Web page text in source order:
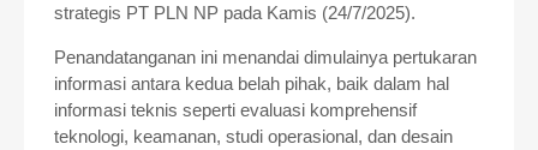
strategis PT PLN NP pada Kamis (24/7/2025).
Penandatanganan ini menandai dimulainya pertukaran
informasi antara kedua belah pihak, baik dalam hal
informasi teknis seperti evaluasi komprehensif
teknologi, keamanan, studi operasional, dan desain